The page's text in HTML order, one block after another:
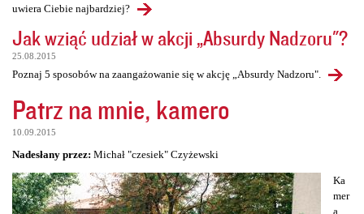
uwiera Ciebie najbardziej?
Jak wziąć udział w akcji „Absurdy Nadzoru"?
25.08.2015
Poznaj 5 sposobów na zaangażowanie się w akcję „Absurdy Nadzoru".
Patrz na mnie, kamero
10.09.2015
Nadesłany przez: Michał "czesiek" Czyżewski
Ka
mer
a